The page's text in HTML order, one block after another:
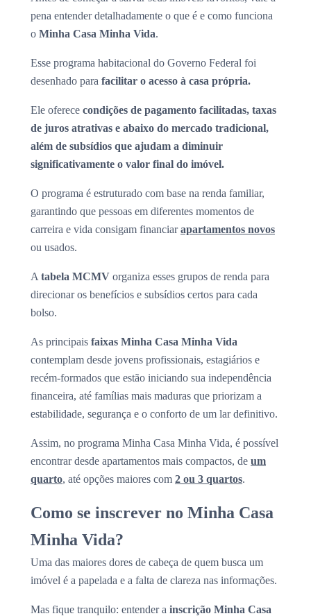
pena entender detalhadamente o que é e como funciona
o Minha Casa Minha Vida.
Esse programa habitacional do Governo Federal foi
desenhado para facilitar o acesso à casa própria.
Ele oferece condições de pagamento facilitadas, taxas
de juros atrativas e abaixo do mercado tradicional,
além de subsídios que ajudam a diminuir
significativamente o valor final do imóvel.
O programa é estruturado com base na renda familiar,
garantindo que pessoas em diferentes momentos de
carreira e vida consigam financiarapartamentos novos
ou usados.
A tabela MCMV organiza esses grupos de renda para
direcionar os benefícios e subsídios certos para cada
bolso.
As principais faixas Minha Casa Minha Vida
contemplam desde jovens profissionais, estagiários e
recém-formados que estão iniciando sua independência
financeira, até famílias mais maduras que priorizam a
estabilidade, segurança e o conforto de um lar definitivo.
Assim, no programa Minha Casa Minha Vida, é possível
encontrar desde apartamentos mais compactos, de um
quarto, até opções maiores com 2 ou 3 quartos.
Como se inscrever no Minha Casa
Minha Vida?
Uma das maiores dores de cabeça de quem busca um
imóvel é a papelada e a falta de clareza nas informações.
Mas fique tranquilo: entender a inscrição Minha Casa